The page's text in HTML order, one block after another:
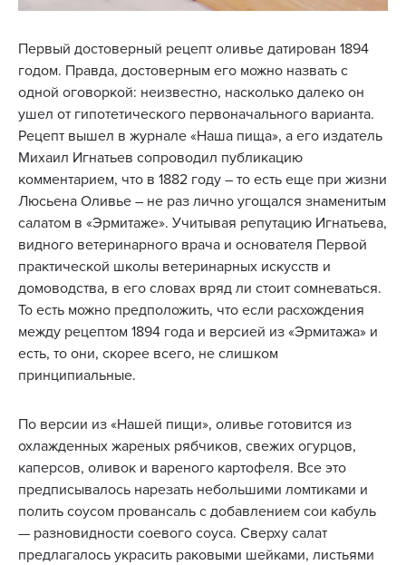
Первый достоверный рецепт оливье датирован 1894
годом. Правда, достоверным его можно назвать с
одной оговоркой: неизвестно, насколько далеко он
ушел от гипотетического первоначального варианта.
Рецепт вышел в журнале «Наша пища», а его издатель
Михаил Игнатьев сопроводил публикацию
комментарием, что в 1882 году – то есть еще при жизни
Люсьена Оливье – не раз лично угощался знаменитым
салатом в «Эрмитаже». Учитывая репутацию Игнатьева,
видного ветеринарного врача и основателя Первой
практической школы ветеринарных искусств и
домоводства, в его словах вряд ли стоит сомневаться.
То есть можно предположить, что если расхождения
между рецептом 1894 года и версией из «Эрмитажа» и
есть, то они, скорее всего, не слишком
принципиальные.
По версии из «Нашей пищи», оливье готовится из
охлажденных жареных рябчиков, свежих огурцов,
каперсов, оливок и вареного картофеля. Все это
предписывалось нарезать небольшими ломтиками и
полить соусом провансаль с добавлением сои кабуль
— разновидности соевого соуса. Сверху салат
предлагалось украсить раковыми шейками, листьями